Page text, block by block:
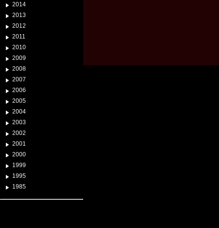
2014
2013
2012
2011
2010
2009
2008
2007
2006
2005
2004
2003
2002
2001
2000
1999
1995
1985